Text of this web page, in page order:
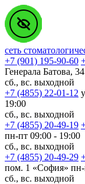
сеть
+7 (901) 195-90-60
Генерала Батова, 34
сб., вс. выходной
+7 (4855) 22-01-12
19:00
сб., вс. выходной
+7 (4855) 20-49-19
пн-пт 09:00 - 19:00
сб., вс. выходной
+7 (4855) 20-49-29
пом. 1 «София»
сб., вс. выходной